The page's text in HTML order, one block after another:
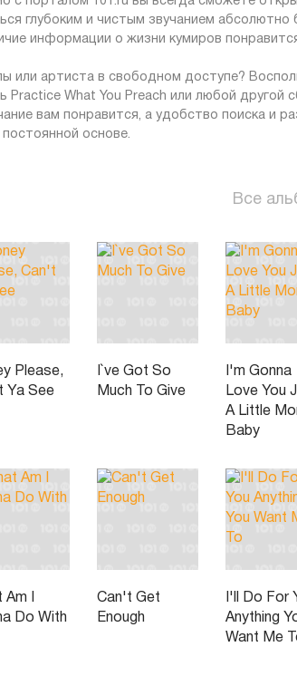
глубоким и чистым звучанием абсолютно
информации о жизни кумиров
или артиста в свободном доступе?
What You Preach или любой другой
вам понравится, а удобство поиска и
основе.
Все
Please,
Ya See
I`ve Got So
Much To Give
I'm Gonna
Love You
A Little
Baby
I
Do With
Can't Get
Enough
I'll Do For
Anything
Want Me